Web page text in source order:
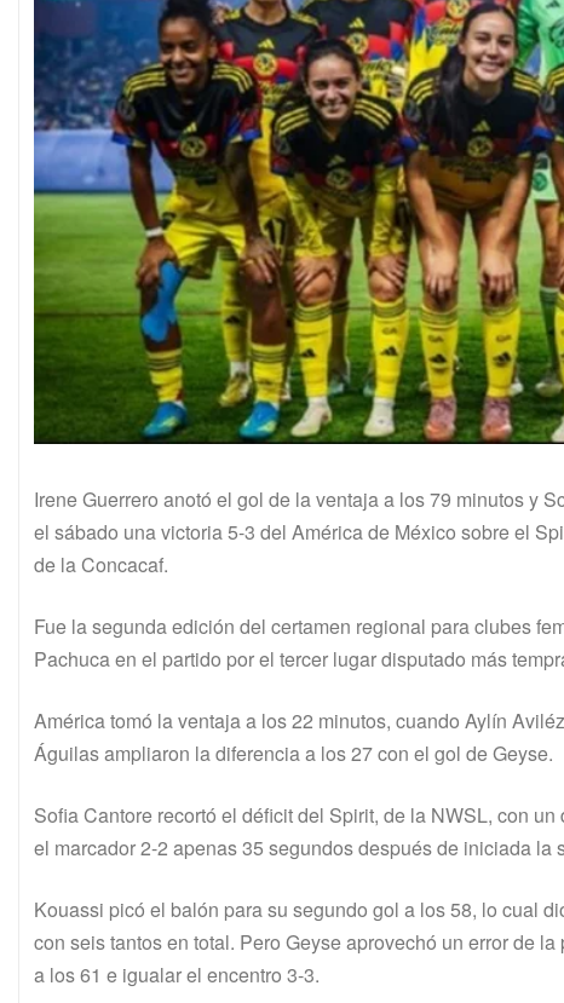
Irene Guerrero anotó el gol de la ventaja a los 79 minutos y
el sábado una victoria 5-3 del América de México sobre el
de la Concacaf.
Fue la segunda edición del certamen regional para clubes
Pachuca en el partido por el tercer lugar disputado más
América tomó la ventaja a los 22 minutos, cuando Aylín
Águilas ampliaron la diferencia a los 27 con el gol de Geyse.
Sofia Cantore recortó el déficit del Spirit, de la NWSL, con
el marcador 2-2 apenas 35 segundos después de iniciada la
Kouassi picó el balón para su segundo gol a los 58, lo cual
con seis tantos en total. Pero Geyse aprovechó un error de
a los 61 e igualar el encentro 3-3.